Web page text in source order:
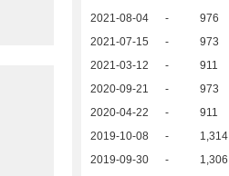
2021-08-04
- 976
2021-07-15
- 973
2021-03-12
- 911
2020-09-21
- 973
2020-04-22
- 911
2019-10-08
- 1,314
2019-09-30
- 1,306